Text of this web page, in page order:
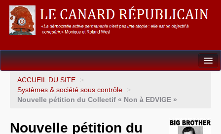
Dossiers
L’Union européenne
ACCUEIL DU SITE
>
Systèmes & société sous contrôle
>
Nouvelle pétition du Collectif « Non à EDVIGE »
Nouvelle pétition du